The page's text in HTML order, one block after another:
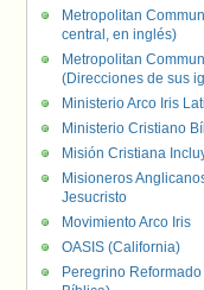
Metropolitan
central, en inglés)
Metropolitan
(Direcciones de sus
Ministerio Arco Iris
Ministerio Cristiano
Misión Cristiana
Misioneros
Jesucristo
Movimiento Arco Iris
OASIS (California)
Peregrino